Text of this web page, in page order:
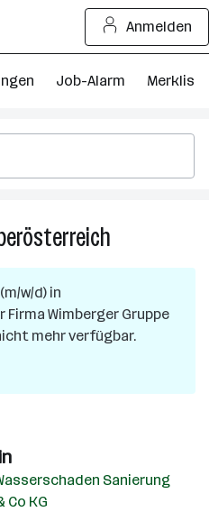
Anmelden
Job-Alarm Merkliste
in
w/d) in
Firma Wimberger Gruppe
mehr verfügbar.
Sanierung
Co KG